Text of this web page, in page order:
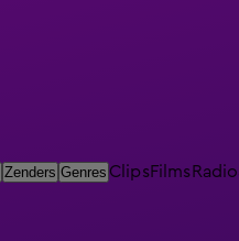
Zenders Genres ClipsFilmsRadio